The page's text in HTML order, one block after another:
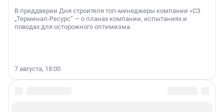
В преддверии Дня строителя топ-менеджеры компании «СЗ
„Терминал-Ресурс“ — о планах компании, испытаниях и
поводах для осторожного оптимизма.
7 августа, 18:00